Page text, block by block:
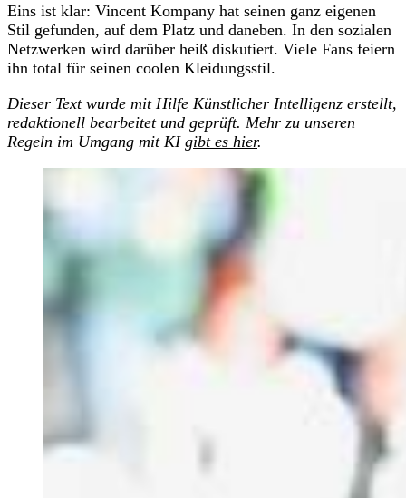
Eins ist klar: Vincent Kompany hat seinen ganz eigenen
Stil gefunden, auf dem Platz und daneben. In den sozialen
Netzwerken wird darüber heiß diskutiert. Viele Fans feiern
ihn total für seinen coolen Kleidungsstil.
Dieser Text wurde mit Hilfe Künstlicher Intelligenz erstellt,
redaktionell bearbeitet und geprüft. Mehr zu unseren
Regeln im Umgang mit KI gibt es hier.